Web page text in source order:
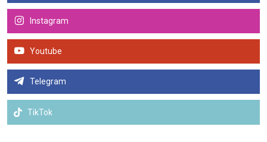
Instagram
Youtube
Telegram
TikTok